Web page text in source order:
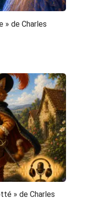
» de Charles
» de Charles